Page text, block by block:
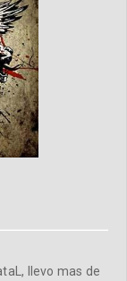
llevo mas de